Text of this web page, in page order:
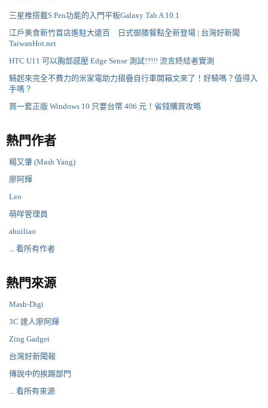
三星推搭載S Pen功能的入門平板Galaxy Tab A 10.1
江戶美食新竹首店進駐大遠百 日式御膳餐點全新登場 | 台灣好新聞
TaiwanHot.net
HTC U11 可以胸部感壓 Edge Sense 測試!?!!! 流言終結者實測
騎起來完全不費力的米家電助力摺疊自行車開箱文來了！好騎嗎？值得入
手嗎？
買一套正版 Windows 10 只要台幣 406 元！省錢購買攻略
熱門作者
楊又肇 (Mash Yang)
廖阿輝
Leo
萌咩管理員
ahuiliao
... 看所有作者
熱門來源
Mash-Digi
3C 達人廖阿輝
Zing Gadget
台灣好新聞報
傳說中的挨踢部門
... 看所有來源